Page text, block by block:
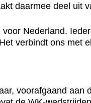
daarmee deel uit
Nederland.
verbindt ons met
voorafgaand aan